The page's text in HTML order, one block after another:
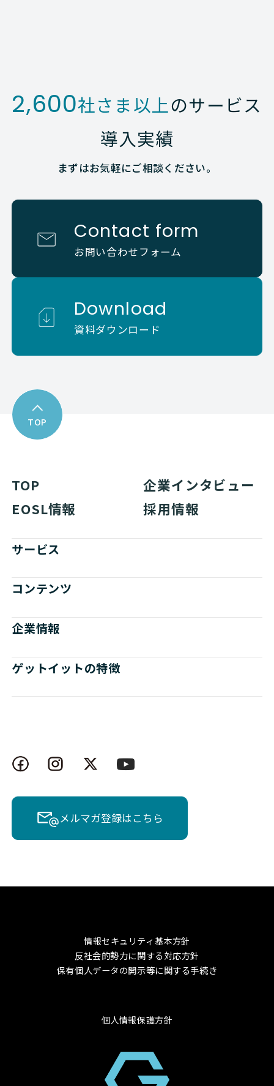
2,600社さま以上のサービス
導入実績
まずはお気軽にご相談ください。
Contact form
お問い合わせフォーム
Download
資料ダウンロード
TOP
TOP
企業インタビュー
EOSL情報
採用情報
サービス
コンテンツ
企業情報
ゲットイットの特徴
メルマガ登録はこちら
情報セキュリティ基本方針
反社会的勢力に関する対応方針
保有個人データの開示等に関する手続き
個人情報保護方針